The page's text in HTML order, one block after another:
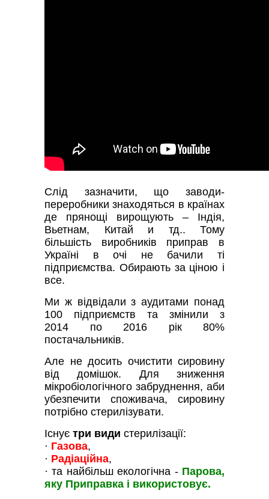
Слід зазначити, що заводи-
переробники знаходяться в країнах
де прянощі вирощують – Індія,
Вьетнам, Китай и тд.. Тому
більшість виробників приправ в
Україні в очі не бачили ті
підприємства. Обирають за ціною і
все.
Ми ж відвідали з аудитами понад
100 підприємств та змінили з
2014 по 2016 рік 80%
постачальників.
Але не досить очистити сировину
від домішок. Для зниження
мікробіологічного забруднення, аби
убезпечити споживача, сировину
потрібно стерилізувати.
Існує три види стерилізації:
· Газова,
· Радіаційна,
· та найбільш екологічна - Парова,
яку Приправка і використовує.